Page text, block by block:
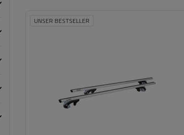
UNSER BESTSELLER